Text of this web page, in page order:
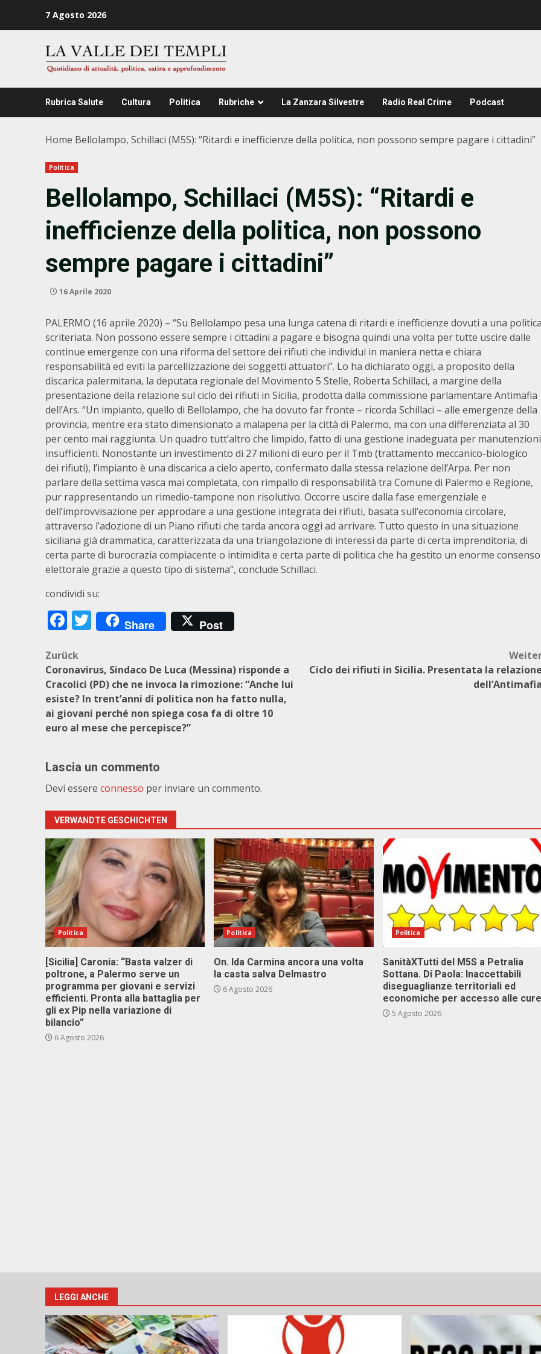
7 Agosto 2026
Rubrica Salute Cultura Politica Rubriche La Zanzara Silvestre Radio Real Crime Podcast
Home Bellolampo, Schillaci (M5S): “Ritardi e inefficienze della politica, non possono sempre pagare i cittadini”
Politica
Bellolampo, Schillaci (M5S): “Ritardi e
inefficienze della politica, non possono
sempre pagare i cittadini”
16 Aprile 2020
PALERMO (16 aprile 2020) – “Su Bellolampo pesa una lunga catena di ritardi e inefficienze dovuti a una
scriteriata. Non possono essere sempre i cittadini a pagare e bisogna quindi una volta per tutte uscire dalle
continue emergenze con una riforma del settore dei rifiuti che individui in maniera netta e chiara
responsabilità ed eviti la parcellizzazione dei soggetti attuatori”. Lo ha dichiarato oggi, a proposito della
discarica palermitana, la deputata regionale del Movimento 5 Stelle, Roberta Schillaci, a margine della
presentazione della relazione sul ciclo dei rifiuti in Sicilia, prodotta dalla commissione parlamentare Antimafia
dell’Ars. “Un impianto, quello di Bellolampo, che ha dovuto far fronte – ricorda Schillaci – alle emergenze della
provincia, mentre era stato dimensionato a malapena per la città di Palermo, ma con una differenziata al 30
per cento mai raggiunta. Un quadro tutt’altro che limpido, fatto di una gestione inadeguata per manutenzioni
insufficienti. Nonostante un investimento di 27 milioni di euro per il Tmb (trattamento meccanico-biologico
dei rifiuti), l’impianto è una discarica a cielo aperto, confermato dalla stessa relazione dell’Arpa. Per non
parlare della settima vasca mai completata, con rimpallo di responsabilità tra Comune di Palermo e Regione,
pur rappresentando un rimedio-tampone non risolutivo. Occorre uscire dalla fase emergenziale e
dell’improvvisazione per approdare a una gestione integrata dei rifiuti, basata sull’economia circolare,
attraverso l’adozione di un Piano rifiuti che tarda ancora oggi ad arrivare. Tutto questo in una situazione
siciliana già drammatica, caratterizzata da una triangolazione di interessi da parte di certa imprenditoria, di
certa parte di burocrazia compiacente o intimidita e certa parte di politica che ha gestito un enorme consenso
elettorale grazie a questo tipo di sistema”, conclude Schillaci.
condividi su:
Facebook
Twitter
Share Post
Beitragsnavigation
Zurück
Coronavirus, Sindaco De Luca (Messina) risponde a
Cracolici (PD) che ne invoca la rimozione: “Anche lui
esiste? In trent’anni di politica non ha fatto nulla,
ai giovani perché non spiega cosa fa di oltre 10
euro al mese che percepisce?”
Ciclo dei rifiuti in Sicilia. Presentata la
Lascia un commento
Devi essere connesso per inviare un commento.
VERWANDTE GESCHICHTEN
Politica
[Sicilia] Caronia: “Basta valzer di
poltrone, a Palermo serve un
programma per giovani e servizi
efficienti. Pronta alla battaglia per
gli ex Pip nella variazione di
bilancio”
6 Agosto 2026
Politica
On. Ida Carmina ancora una volta
la casta salva Delmastro
6 Agosto 2026
Politica
SanitàXTutti del M5S a Petralia
Sottana. Di Paola: Inaccettabili
diseguaglianze territoriali ed
economiche per accesso alle cure
5 Agosto 2026
LEGGI ANCHE